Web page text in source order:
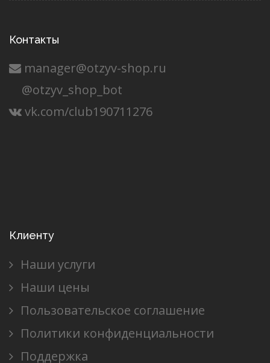
Контакты
manager@otzyv-shop.ru
@otzyv_shop_bot
vk.com/club190711276
Клиенту
Наши услуги
Наши цены
Пользовательское соглашение
Политики конфиденциальности
Поддержка